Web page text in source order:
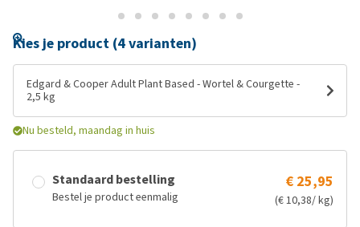
Kies je product (4 varianten)
Edgard & Cooper Adult Plant Based - Wortel & Courgette -
2,5 kg
Nu besteld, maandag in huis
Standaard bestelling
Bestel je product eenmalig
€ 25,95
(€ 10,38/ kg)